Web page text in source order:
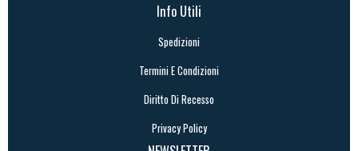
Info Utili
Spedizioni
Termini E Condizioni
Diritto Di Recesso
Privacy Policy